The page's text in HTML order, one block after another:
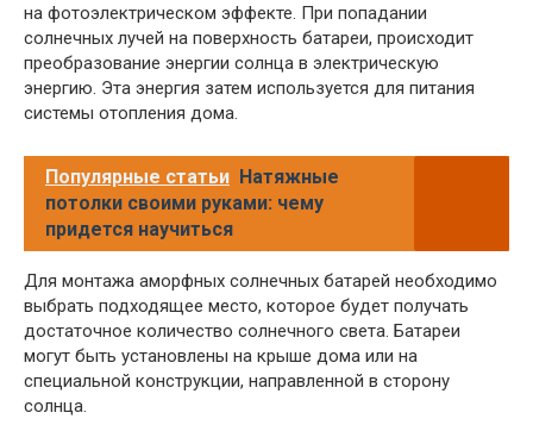
на фотоэлектрическом эффекте. При попадании
солнечных лучей на поверхность батареи, происходит
преобразование энергии солнца в электрическую
энергию. Эта энергия затем используется для питания
системы отопления дома.
Популярные статьи Натяжные
потолки своими руками: чему
придется научиться
Для монтажа аморфных солнечных батарей необходимо
выбрать подходящее место, которое будет получать
достаточное количество солнечного света. Батареи
могут быть установлены на крыше дома или на
специальной конструкции, направленной в сторону
солнца.